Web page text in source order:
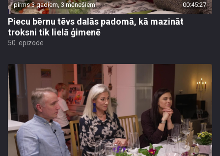
pirms 3 gadiem, 3 mēnešiem 00:45:27
Piecu bērnu tēvs dalās padomā, kā mazināt
troksni tik lielā ģimenē
50. epizode